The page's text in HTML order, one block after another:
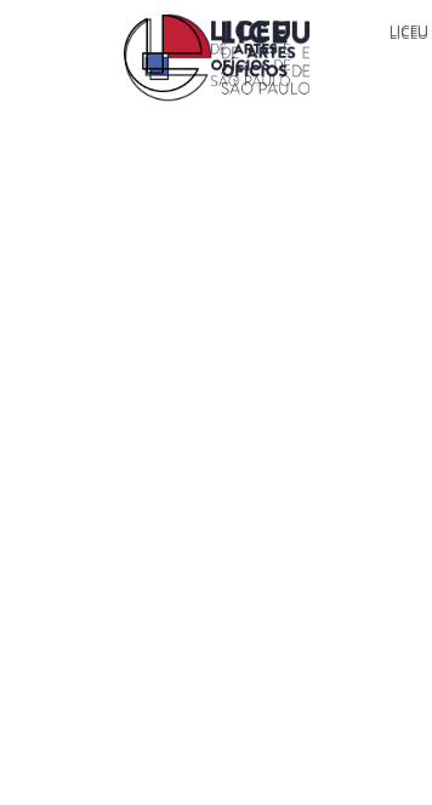
LICEU